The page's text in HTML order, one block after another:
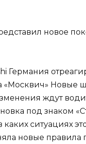
Германия
«Москвич» Новые
ждут
под знаком
каких ситуациях
новые правила